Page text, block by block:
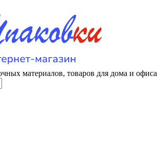
материалов, товаров для дома и офиса